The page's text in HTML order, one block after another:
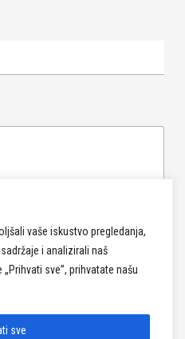
vaše iskustvo pregledanja,
i analizirali naš
sve”, prihvatate našu
sve